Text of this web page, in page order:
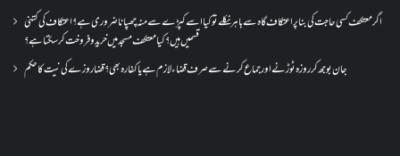
اگر معتکف کسی حاجت کی بنا پر اعتکاف گاہ سے باہر نکلے تو کیا اسے کپڑے سے منہ چھپانا ضروری ہے؟اعتکاف کی کتنی
قسمیں ہیں؟کیا معتکف مسجد میں خرید و فروخت کر سکتا ہے؟
جان بوجھ کر روزہ ٹوڑنے اور جماع کرنے سے صرف قضاء لازم ہے یا کفارہ بھی؟ قضا روزے کی نیت کا حکم